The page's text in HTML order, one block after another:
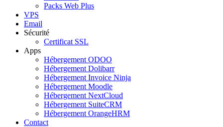
Packs Web Plus
VPS
Email
Sécurité
Certificat SSL
Apps
Hébergement ODOO
Hébergement Dolibarr
Hébergement Invoice Ninja
Hébergement Moodle
Hébergement NextCloud
Hébergement SuiteCRM
Hébergement OrangeHRM
Contact